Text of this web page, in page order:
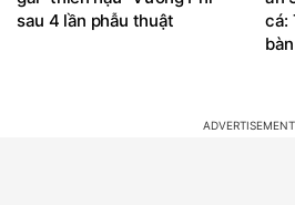
sau 4 lần phẫu thuật
cá: